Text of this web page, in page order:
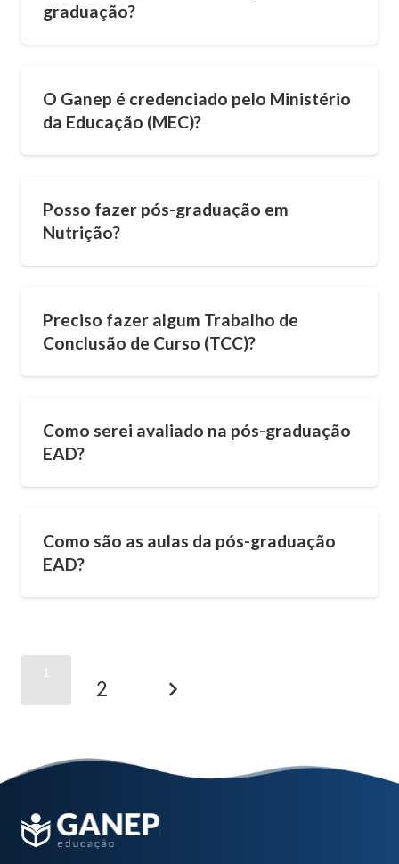
graduação?
O Ganep é credenciado pelo Ministério
da Educação (MEC)?
Posso fazer pós-graduação em
Nutrição?
Preciso fazer algum Trabalho de
Conclusão de Curso (TCC)?
Como serei avaliado na pós-graduação
EAD?
Como são as aulas da pós-graduação
EAD?
1
2